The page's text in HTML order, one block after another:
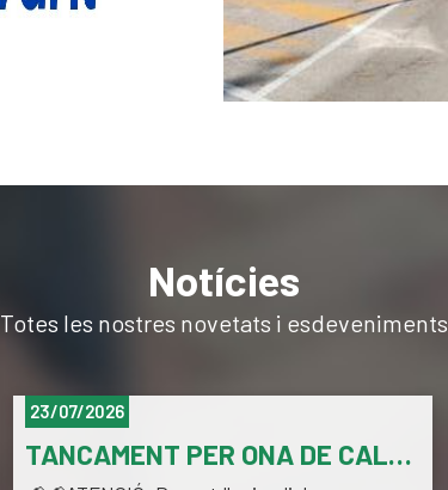
Notícies
Totes les nostres novetats i esdeveniments
23/07/2026
TANCAMENT PER ONA DE CALOR 23/07/26